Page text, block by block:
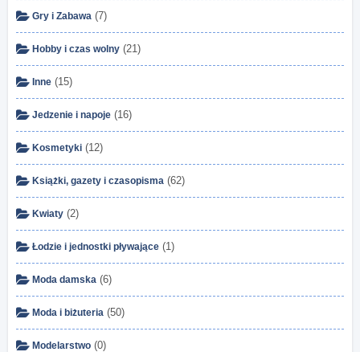
Gry i Zabawa (7)
Hobby i czas wolny (21)
Inne (15)
Jedzenie i napoje (16)
Kosmetyki (12)
Książki, gazety i czasopisma (62)
Kwiaty (2)
Łodzie i jednostki pływające (1)
Moda damska (6)
Moda i biżuteria (50)
Modelarstwo (0)